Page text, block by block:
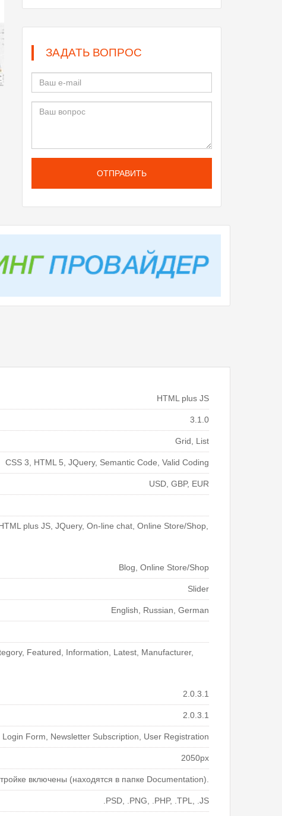
ЗАДАТЬ ВОПРОС
ОТПРАВИТЬ
HTML plus JS
3.1.0
Grid, List
CSS 3, HTML 5, JQuery, Semantic Code, Valid Coding
USD, GBP, EUR
plus JS, JQuery, On-line chat, Online Store/Shop,
Blog, Online Store/Shop
Slider
English, Russian, German
Featured, Information, Latest, Manufacturer,
2.0.3.1
2.0.3.1
Form, Newsletter Subscription, User Registration
2050px
включены (находятся в папке Documentation).
.PSD, .PNG, .PHP, .TPL, .JS